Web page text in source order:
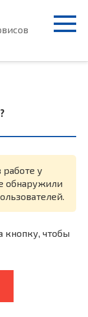
работе у
обнаружили
кнопку, чтобы